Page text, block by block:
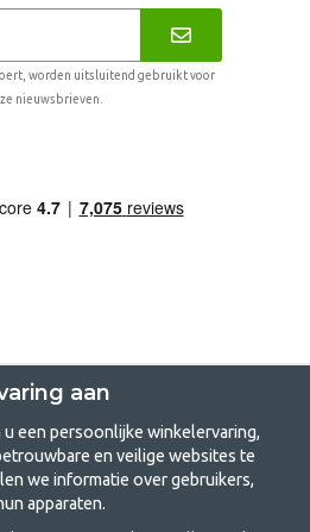
worden uitsluitend gebruikt voor
nieuwsbrieven.
- Jouw winkel voor
en buitenleven
aan
een persoonlijke winkelervaring,
en veilige websites te
we informatie over gebruikers,
apparaten.